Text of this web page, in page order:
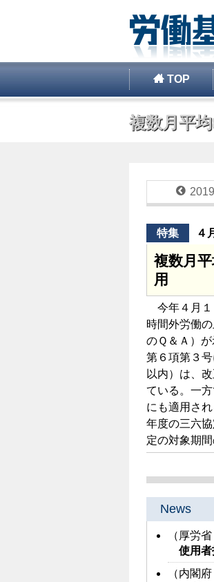
TOP
複数月平
特集 ４
複数月
用
今年４月１
時間外労働
のＱ＆Ａ）
第６項第３
以内）は、
ている。一
にも適用さ
年度の三六
定の対象期
News
（厚労
使用
（内閣